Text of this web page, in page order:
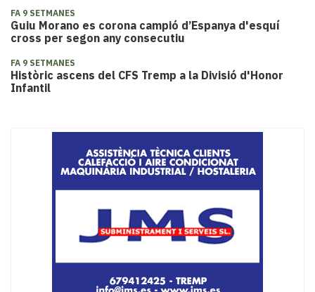
FA 9 SETMANES
Guiu Morano es corona campió d’Espanya d'esquí
cross per segon any consecutiu
FA 9 SETMANES
​Històric ascens del CFS Tremp a la Divisió d'Honor
Infantil